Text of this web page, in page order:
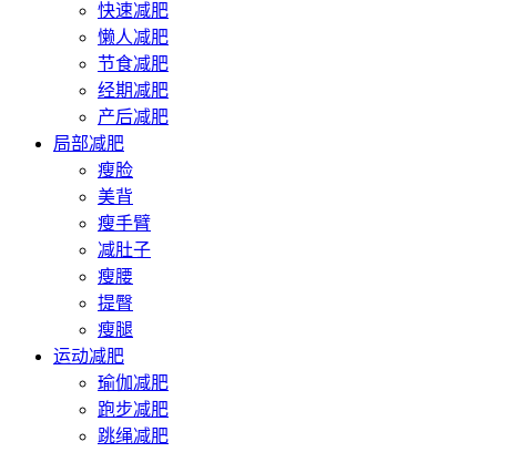
快速减肥
懒人减肥
节食减肥
经期减肥
产后减肥
局部减肥
瘦脸
美背
瘦手臂
减肚子
瘦腰
提臀
瘦腿
运动减肥
瑜伽减肥
跑步减肥
跳绳减肥